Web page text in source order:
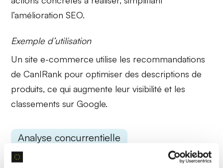
l’amélioration SEO.
Exemple d’utilisation
Un site e-commerce utilise les recommandations
de CanIRank pour optimiser des descriptions de
produits, ce qui augmente leur visibilité et les
classements sur Google.
Analyse concurrentielle
L’outil effectue une
analyse approfondie des